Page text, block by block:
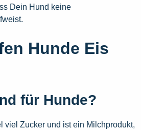
Dein Hund keine
Hunde Eis
für Hunde?
viel Zucker und ist ein Milchprodukt,